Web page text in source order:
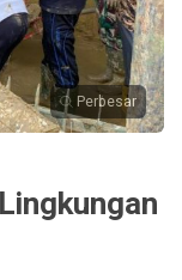
Perbesar